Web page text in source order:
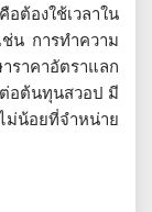
ต้องใช้เวลาใน
น การทำความ
ราคาอัตราแลก
อต้นทุนสวอป มี
น้อยที่จำหน่าย